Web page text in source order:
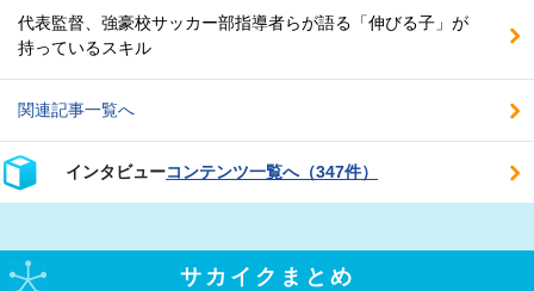
代表監督、強豪校サッカー部指導者らが語る「伸びる子」が
持っているスキル
関連記事一覧へ
インタビューコンテンツ一覧へ（347件）
サカイクまとめ